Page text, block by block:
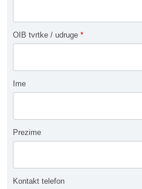
OIB tvrtke / udruge *
Ime
Prezime
Kontakt telefon